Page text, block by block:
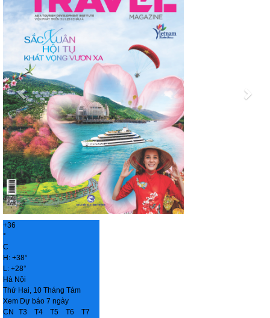
+36
°
C
H: +38°
L: +28°
Hà Nội
Thứ Hai, 10 Tháng Tám
Xem Dự báo 7 ngày
CN
T3 T4 T5 T6
T7